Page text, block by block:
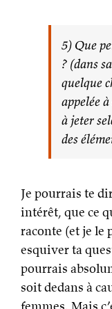
5) Que
? (dans
quelque
appelée
à jeter
des
Je pourrais te
intérêt, que ce
raconte (et je le
esquiver ta
pourrais
soit dedans à